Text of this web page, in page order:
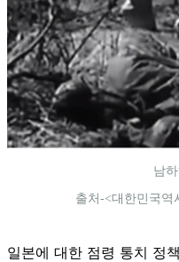
남
출처-<대한민국역
일본에 대한 점령 통치 정